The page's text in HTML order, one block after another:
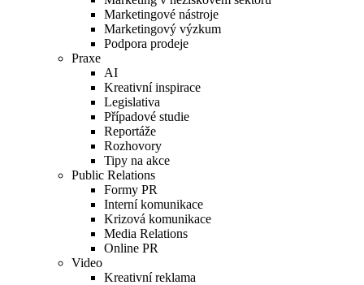
Marketingové nástroje
Marketingový výzkum
Podpora prodeje
Praxe
AI
Kreativní inspirace
Legislativa
Případové studie
Reportáže
Rozhovory
Tipy na akce
Public Relations
Formy PR
Interní komunikace
Krizová komunikace
Media Relations
Online PR
Video
Kreativní reklama